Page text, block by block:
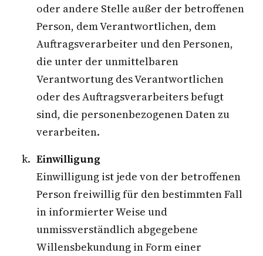
oder andere Stelle außer der betroffenen
Person, dem Verantwortlichen, dem
Auftragsverarbeiter und den Personen,
die unter der unmittelbaren
Verantwortung des Verantwortlichen
oder des Auftragsverarbeiters befugt
sind, die personenbezogenen Daten zu
verarbeiten.
Einwilligung
Einwilligung ist jede von der betroffenen
Person freiwillig für den bestimmten Fall
in informierter Weise und
unmissverständlich abgegebene
Willensbekundung in Form einer